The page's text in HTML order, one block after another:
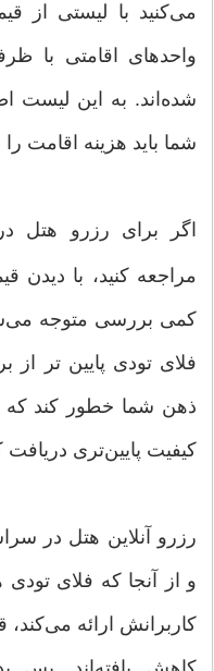
می‌کنید با لیستی از
واحدهای اقامتی با
شده‌اند. به این لیست
شما باید هزینه اقامت
اگر برای رزرو هتل
مراجعه کنید، با دیدن
کمی بررسی متوجه
فلای تودی پایین تر از
ذهن شما خطور کند که
کیفیت پایین‌تری دریافت
رزرو آنلاین هتل در
و از آنجا که فلای تودی
کاربرانش ارائه